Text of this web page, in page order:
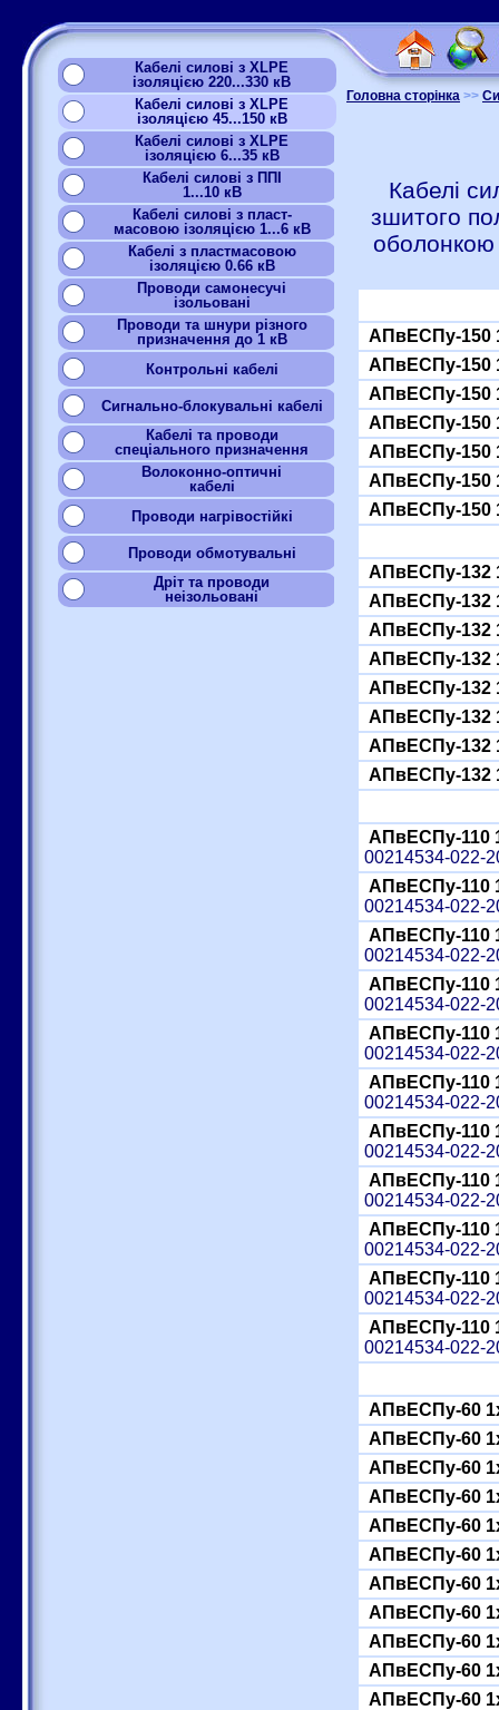
Кабелі силові з XLPE
ізоляцією 220...330 кВ
Кабелі силові з XLPE
ізоляцією 45...150 кВ
Кабелі силові з XLPE
ізоляцією 6...35 кВ
Кабелі силові з ППІ
1...10 кВ
Кабелі силові з пласт-
масовою ізоляцією 1...6 кВ
Кабелі з пластмасовою
ізоляцією 0.66 кВ
Проводи самонесучі
ізольовані
Проводи та шнури різного
призначення до 1 кВ
Контрольні кабелі
Сигнально-блокувальні кабелі
Кабелі та проводи
спеціального призначення
Волоконно-оптичні
кабелі
Проводи нагрівостійкі
Проводи обмотувальні
Дріт та проводи
неізольовані
Головна сторінка >>
Кабелі
зшитого
АПвЕСПу-150
АПвЕСПу-150
АПвЕСПу-150
АПвЕСПу-150
АПвЕСПу-150
АПвЕСПу-150
АПвЕСПу-150
АПвЕСПу-132
АПвЕСПу-132
АПвЕСПу-132
АПвЕСПу-132
АПвЕСПу-132
АПвЕСПу-132
АПвЕСПу-132
АПвЕСПу-132
АПвЕСПу-110
00214534-022-
АПвЕСПу-110
00214534-022-
АПвЕСПу-110
00214534-022-
АПвЕСПу-110
00214534-022-
АПвЕСПу-110
00214534-022-
АПвЕСПу-110
00214534-022-
АПвЕСПу-110
00214534-022-
АПвЕСПу-110
00214534-022-
АПвЕСПу-110
00214534-022-
АПвЕСПу-110
00214534-022-
АПвЕСПу-110
00214534-022-
АПвЕСПу-60
АПвЕСПу-60
АПвЕСПу-60
АПвЕСПу-60
АПвЕСПу-60
АПвЕСПу-60
АПвЕСПу-60
АПвЕСПу-60
АПвЕСПу-60
АПвЕСПу-60
АПвЕСПу-60